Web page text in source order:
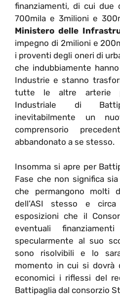
finanziamenti, di cui due
700mila e 3milioni e
Ministero delle
impegno di 2milioni e
i proventi degli oneri di
che indubbiamente
Industrie e stanno
tutte le altre arterie
Industriale di
inevitabilmente un
comprensorio
abbandonato a se stesso.
Insomma si apre per
Fase che non significa
che permangono molti
dell’ASI stesso e
esposizioni che il
eventuali
specularmente al suo
sono risolvibili e lo
momento in cui si dovrà
economici i riflessi del
Battipaglia dal consorzio